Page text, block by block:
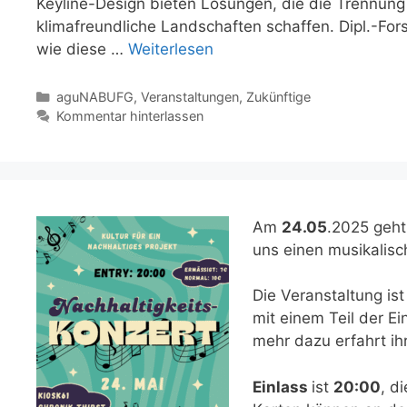
klimafreundliche Landschaften schaffen. Dipl.-
wie diese … Weiterlesen
Kategorien
aguNABUFG, Veranstaltungen, Zukünftige
Kommentar hinterlassen
Am 24.05.2025
uns einen
Die Veranstaltung
mit einem Teil der
mehr dazu erfahrt
Einlass ist 20:00,